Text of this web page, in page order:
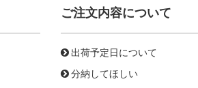
ご注文内容について
出荷予定日について
分納してほしい